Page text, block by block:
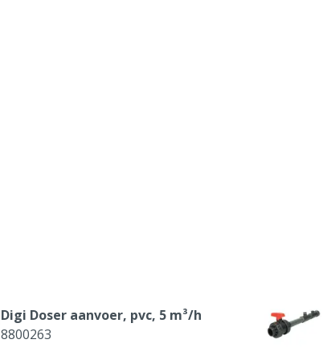
Digi Doser aanvoer, pvc, 5 m³/h
8800263